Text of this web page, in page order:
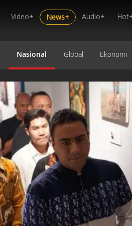
Video+ News+ Audio+
Nasional Global Ekonomi